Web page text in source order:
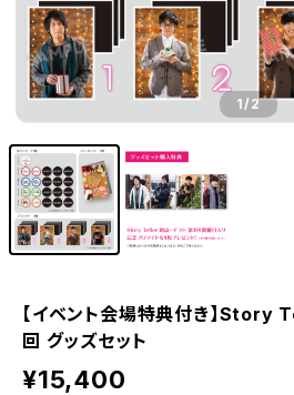
1/2
【イベント会場特典付き】Story
回 グッズセット
¥15,400